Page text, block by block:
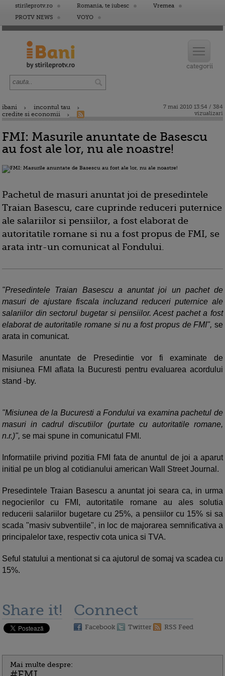
stirileprotv.ro Romania, te iubesc
Vremea
PROTV NEWS
VOYO
ibani
incontul tau
credite si economii
7 mai 2010 13:54 / 384
vizualizari
FMI: Masurile anuntate de Basescu
au fost ale lor, nu ale noastre!
Pachetul de masuri anuntat joi de presedintele
Traian Basescu, care cuprinde reduceri puternice
ale salariilor si pensiilor, a fost elaborat de
autoritatile romane si nu a fost propus de FMI, se
arata intr-un comunicat al Fondului.
"Presedintele Traian Basescu a anuntat joi un pachet de
masuri de ajustare fiscala incluzand reduceri puternice ale
salariilor din sectorul bugetar si pensiilor. Acest pachet a fost
elaborat de autoritatile romane si nu a fost propus de FMI", se
arata in comunicat.
Masurile anuntate de Presedintie vor fi examinate de
misiunea FMI aflata la Bucuresti pentru evaluarea acordului
stand -by.
"Misiunea de la Bucuresti a Fondului va examina pachetul de
masuri in cadrul discutiilor (purtate cu autoritatile romane,
n.r.)", se mai spune in comunicatul FMI.
Informatiile privind pozitia FMI fata de anuntul de joi a aparut
initial pe un blog al cotidianului american Wall Street Journal.
Presedintele Traian Basescu a anuntat joi seara ca, in urma
negocierilor cu FMI, autoritatile romane au ales solutia
reducerii salariilor bugetare cu 25%, a pensiilor cu 15% si sa
scada "masiv subventiile", in loc de majorarea semnificativa a
principalelor taxe, respectiv cota unica si TVA.
Seful statului a mentionat si ca ajutorul de somaj va scadea cu
15%.
Share it! Connect
Facebook Twitter RSS Feed
Mai multe despre: